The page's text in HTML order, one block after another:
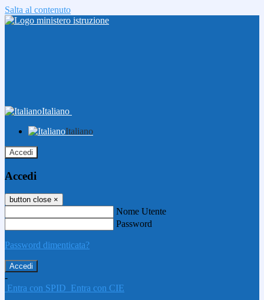
Salta al contenuto
Italiano
Italiano
Accedi
Accedi
button close ×
Nome Utente
Password
Password dimenticata?
-
Entra con SPID Entra con CIE